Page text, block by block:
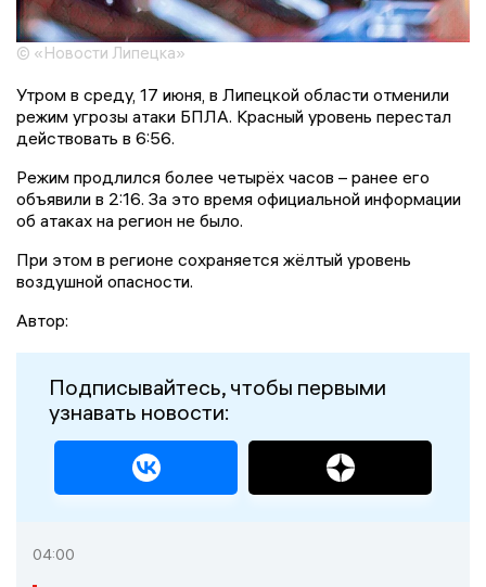
© «Новости Липецка»
Утром в среду, 17 июня, в Липецкой области отменили
режим угрозы атаки БПЛА. Красный уровень перестал
действовать в 6:56.
Режим продлился более четырёх часов – ранее его
объявили в 2:16. За это время официальной информации
об атаках на регион не было.
При этом в регионе сохраняется жёлтый уровень
воздушной опасности.
Автор:
Подписывайтесь, чтобы первыми
узнавать новости:
04:00